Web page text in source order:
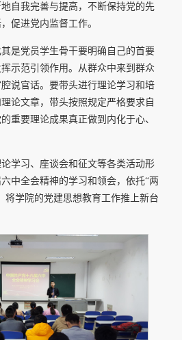
自我完善与提高，不断保持党的先
促进党内监督工作。
是党员学生骨干要明确自己的首要
示范引领作用。从群众中来到群众
说官话。要带头进行理论学习和培
论文章，带头按照规定严格要求自
重要理论成果真正做到内化于心、
学习、座谈会和征文等各类活动形
中全会精神的学习和领会，依托“两
将学院的党建思想教育工作推上新台